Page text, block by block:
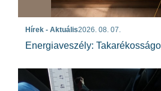
Hírek - Aktuális2026. 08. 07.
Energiaveszély: